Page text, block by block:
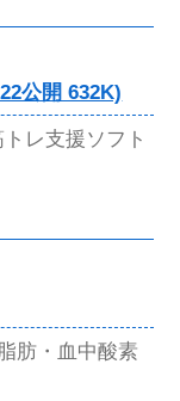
公開 632K)
レ支援ソフト
肪・血中酸素